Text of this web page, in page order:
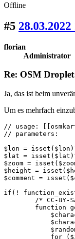
Offline
#5
florian
Administrator
Re: OSM
Ja, das ist beim
Um es mehrfach
// usage:
// parameters:
$lon =
$lat =
$zoom =
$height =
$comment =
if(!
/* CC-BY-